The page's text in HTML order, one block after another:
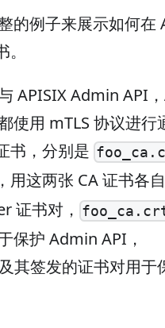
的例子来展示如何在
APISIX Admin API
使用 mTLS 协议进行
书，分别是
，用这两张 CA 证书各
证书对，
保护 Admin API，
及其签发的证书对用于